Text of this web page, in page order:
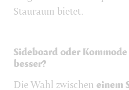
Stauraum bietet.
Sideboard oder Kommode
besser?
Die Wahl zwischen einem